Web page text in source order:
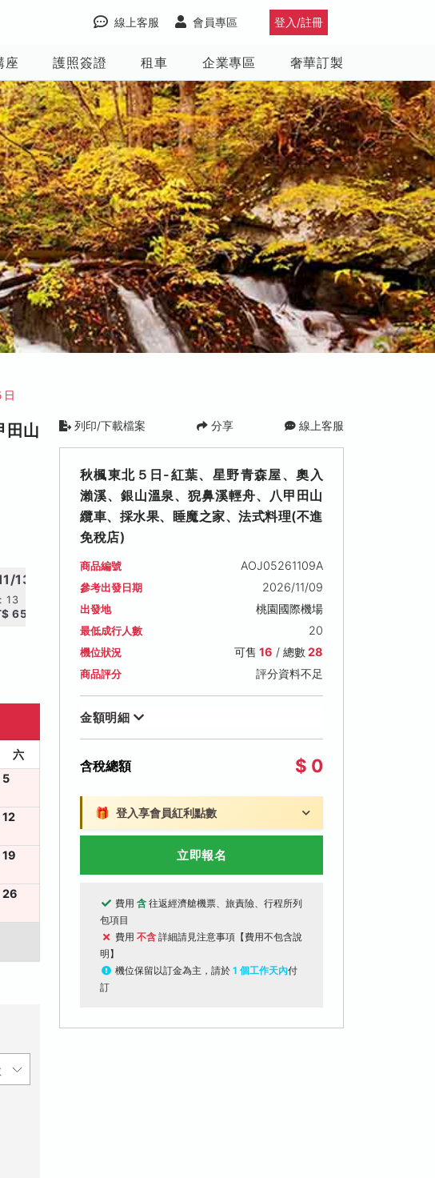
登入/註冊
會員專區
線上客服
座 護照簽證 租車 企業專區 奢華訂製
日
田山
13 (五)
13
65,900
2026/11/14 (六)
售價: NT$ 65,900
2026/11/15 (日)
售價: NT$ 64,900
2026/11/16 (一)
售價: NT$ 64,900
六
5
12
19
26
列印/下載檔案 分享 線上客服
秋楓東北５日-紅葉、星野青森屋、奧入
瀨溪、銀山溫泉、猊鼻溪輕舟、八甲田山
纜車、採水果、睡魔之家、法式料理(不進
免稅店)
商品編號 AOJ05261109A
參考出發日期 2026/11/09
出發地 桃園國際機場
最低成行人數 20
機位狀況 可售 16 / 總數28
商品評分 評分資料不足
金額明細
含稅總額 $ 0
🎁 登入享會員紅利點數
立即報名
費用 含 往返經濟艙機票、旅責險、行程所列
包項目
費用 不含 詳細請見注意事項【費用不包含說
明】
機位保留以訂金為主，請於 1 個工作天內付
訂